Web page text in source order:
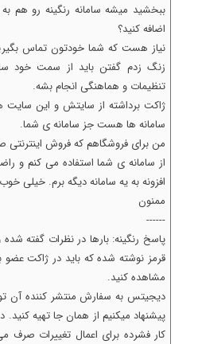
ببخشید میشه سامانه رنگینه رو هم
اضافه کنید؟
نیاز هست که شما خودتون تماس
زنگ زدم گفتن باید از سمت خود
تنظیمات و هماهنگی انجام بشه.
ژاکت برداشته از سایتش و این سایت
سامانه ها هست جز سامانه ی شما.
من برای فروشگاهم که فروش
از سامانه ی شما استفاده می کنم و
افزونه به یه سامانه دیگه برم. خیلی
ممنون
------
پاسخ‌ رنگینه: بارها در نظرات گفته
قرمز نوشته شده که باید در ژاکت عضو
مشاهده کنید.
دیجیتس به سفارش منتشر کننده آن
پیشنهاد میکنیم از همان جا تهیه
کار فشرده برای اعمال تغییرات صرف